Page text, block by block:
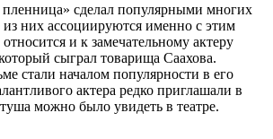
сделал популярными многих
из них ассоциируются именно с этим
и к замечательному актеру
сыграл товарища Саахова.
стали началом популярности в его
актера редко приглашали в
можно было увидеть в театре.